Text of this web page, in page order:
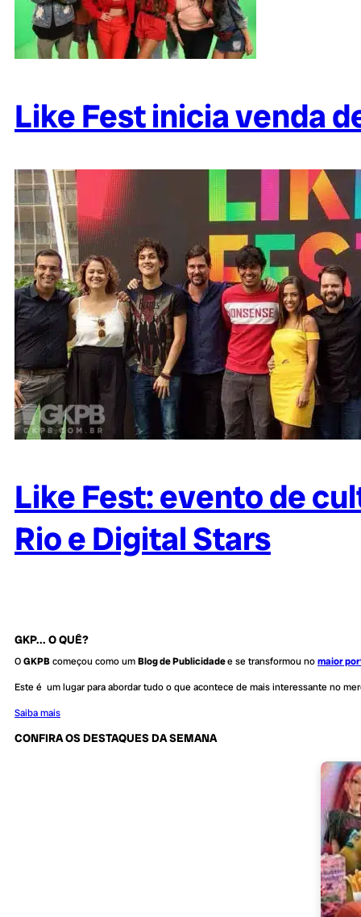
Like Fest inicia venda
Like Fest: evento de
Rio e Digital Stars
GKP... O QUÊ?
OGKPBcomeçou como umBlog de Publicidadee se transformou nomaior
Este é um lugar para abordar tudo o que acontece de mais interessante no
Saiba mais
CONFIRA OS DESTAQUES DA SEMANA